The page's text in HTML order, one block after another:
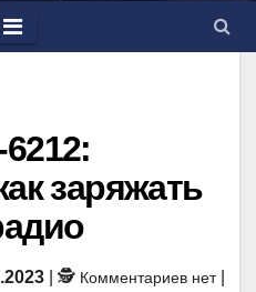
заряжать
| 🕵 Комментариев нет|